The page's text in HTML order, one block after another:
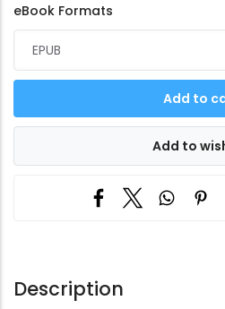
eBook Formats
Description